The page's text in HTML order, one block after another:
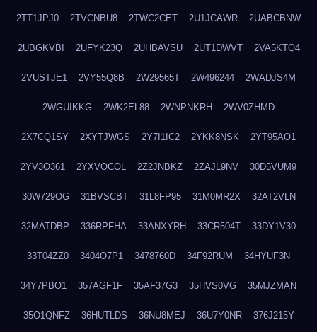
2TT1JPJ0 2TVCNBU8 2TWC2CET 2U1JCAWR 2UABCBNW
2UBGKVBI 2UFYK23Q 2UHBAVSU 2UT1DWVT 2VA5KTQ4
2VUSTJE1 2VY55Q8B 2W29565T 2W496244 2WADJS4M
2WGUIKKG 2WK2EL88 2WNPNKRH 2WV0ZHMD
2X7CQ1SY 2XYTJWGS 2Y7I1IC2 2YKK8NSK 2YT95AO1
2YV3O361 2YXVOCOL 2Z2JNBKZ 2ZAJL9NV 30D5VUM9
30W729OG 31BVSCBT 31L8FP95 31M0MR2X 32AT2VLN
32MATDBP 336RPFHA 33ANXYRH 33CR504T 33DY1V30
33T04ZZ0 3404O7P1 3478760D 34F92RUM 34HYUF3N
34Y7PBO1 357AGF1F 35AF37G3 35HVS0VG 35MJZMAN
35O1QNFZ 36HUTLDS 36NU8MEJ 36U7Y0NR 376J215Y